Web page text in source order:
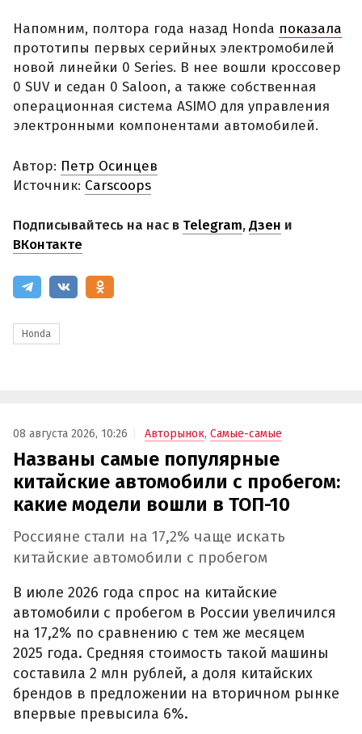
Напомним, полтора года назад Honda показала
прототипы первых серийных электромобилей
новой линейки 0 Series. В нее вошли кроссовер
0 SUV и седан 0 Saloon, а также собственная
операционная система ASIMO для управления
электронными компонентами автомобилей.
Автор: Петр Осинцев
Источник: Carscoops
Подписывайтесь на нас в Telegram,Дзен и
ВКонтакте
Honda
08 августа 2026, 10:26 Авторынок, Самые-самые
Названы самые популярные
китайские автомобили с пробегом:
какие модели вошли в ТОП-10
Россияне стали на 17,2% чаще искать
китайские автомобили с пробегом
В июле 2026 года спрос на китайские
автомобили с пробегом в России увеличился
на 17,2% по сравнению с тем же месяцем
2025 года. Средняя стоимость такой машины
составила 2 млн рублей, а доля китайских
брендов в предложении на вторичном рынке
впервые превысила 6%.